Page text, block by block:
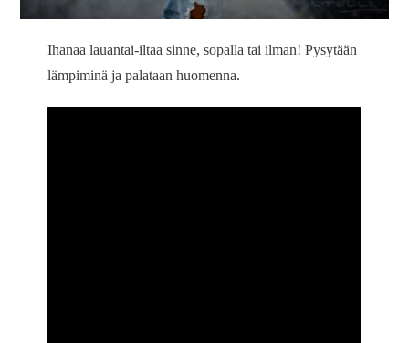
Ihanaa lauantai-iltaa sinne, sopalla tai ilman! Pysytään
lämpiminä ja palataan huomenna.